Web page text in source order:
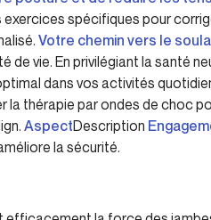
spécifiques pour
Votre chemin vers le
vie. En privilégiant la santé
dans vos activités
thérapie par ondes de choc
AspectDescription
la sécurité.